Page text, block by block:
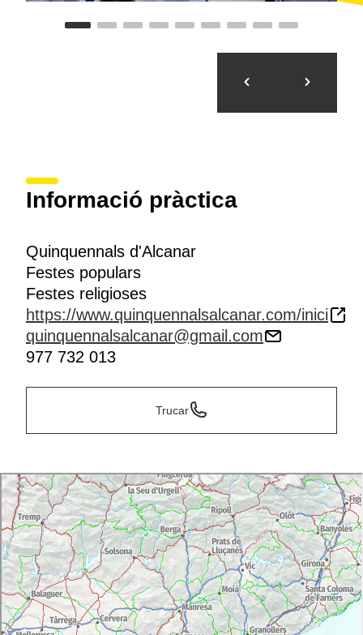
Informació pràctica
Quinquennals d'Alcanar
Festes populars
Festes religioses
https://www.quinquennalsalcanar.com/inici
quinquennalsalcanar@gmail.com
977 732 013
Trucar